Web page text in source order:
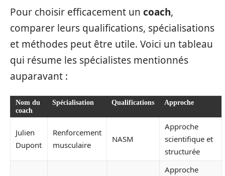
Pour choisir efficacement un coach,
comparer leurs qualifications, spécialisations
et méthodes peut être utile. Voici un tableau
qui résume les spécialistes mentionnés
auparavant :
Nom du
coach
Spécialisation Qualifications Approche
Julien
Dupont
Renforcement
musculaire
NASM
Approche
scientifique et
structurée
Approche